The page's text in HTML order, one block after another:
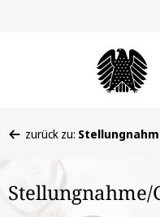
befinden
hier:
zurück zu:
Stellungnahme/